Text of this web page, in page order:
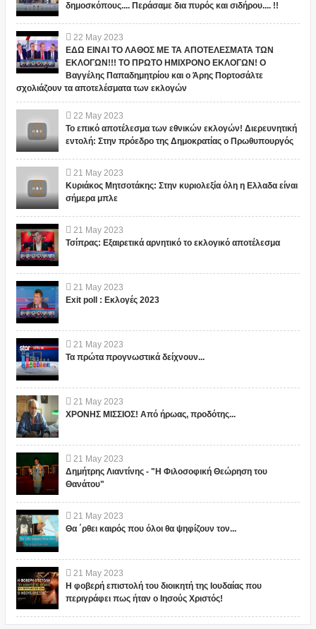
δημοσκόπους.... Περάσαμε δια πυρός και σιδήρου.... !!
22 May 2023
ΕΔΩ ΕΙΝΑΙ ΤΟ ΛΑΘΟΣ ΜΕ ΤΑ ΑΠΟΤΕΛΕΣΜΑΤΑ ΤΩΝ
ΕΚΛΟΓΩΝ!!! ΤΟ ΠΡΩΤΟ ΗΜΙΧΡΟΝΟ ΕΚΛΟΓΩΝ! Ο
Βαγγέλης Παπαδημητρίου και ο Άρης Πορτοσάλτε
σχολιάζουν τα αποτελέσματα των εκλογών
22 May 2023
Το επικό αποτέλεσμα των εθνικών εκλογών! Διερευνητική
εντολή: Στην πρόεδρο της Δημοκρατίας ο Πρωθυπουργός
21 May 2023
Κυριάκος Μητσοτάκης: Στην κυριολεξία όλη η Ελλαδα είναι
σήμερα μπλε
21 May 2023
Τσίπρας: Εξαιρετικά αρνητικό το εκλογικό αποτέλεσμα
21 May 2023
Exit poll : Εκλογές 2023
21 May 2023
Τα πρώτα προγνωστικά δείχνουν...
21 May 2023
ΧΡΟΝΗΣ ΜΙΣΣΙΟΣ! Από ήρωας, προδότης...
21 May 2023
Δημήτρης Λιαντίνης - "Η Φιλοσοφική Θεώρηση του
Θανάτου"
21 May 2023
Θα ΄ρθει καιρός που όλοι θα ψηφίζουν τον...
21 May 2023
Η φοβερή επιστολή του διοικητή της Ιουδαίας που
περιγράφει πως ήταν ο Ιησούς Χριστός!